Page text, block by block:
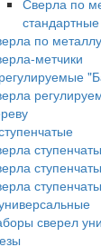
Сверла по
стандартные
по
метчики
сверел